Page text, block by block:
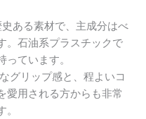
ある素材で、主成分はべ
。石油系プラスチックで
ています。
グリップ感と、程よいコ
愛用される方からも非常